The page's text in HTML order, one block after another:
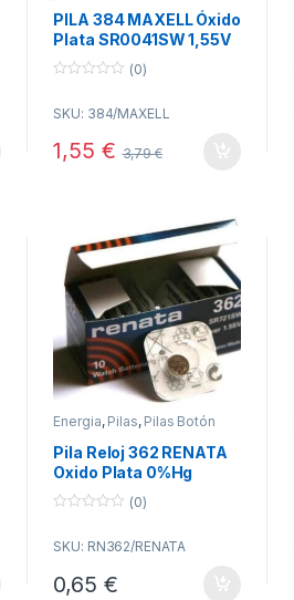
PILA 384 MAXELL Óxido
Plata SR0041SW 1,55V
Relojes
u
o
(0)
SKU: 384/MAXELL
1,55 € 3,79€
Energia, Pilas, Pilas Botón
Pila Reloj 362 RENATA
Oxido Plata 0%Hg
SR0721SW
u
f
(0)
SKU: RN362/RENATA
0,65 €